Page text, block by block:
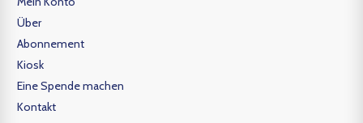
Über
Abonnement
Kiosk
Eine Spende machen
Kontakt